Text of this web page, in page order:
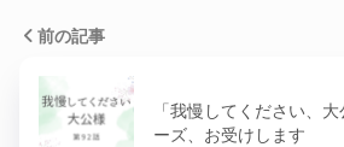
前の記事
「我慢してください、
ーズ、お受けします